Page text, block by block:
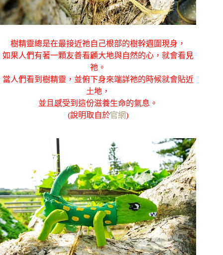
樹精靈總是在最接近祂自己根部的樹幹週圍現身，
如果人們有著一顆友善看顧大地與自然的心，就會看見
祂。
當人們看到樹精靈，並俯下身來端詳祂的時候就會貼近
土地，
並且感受到這份滋養生命的氣息。
(說明取自於官網)